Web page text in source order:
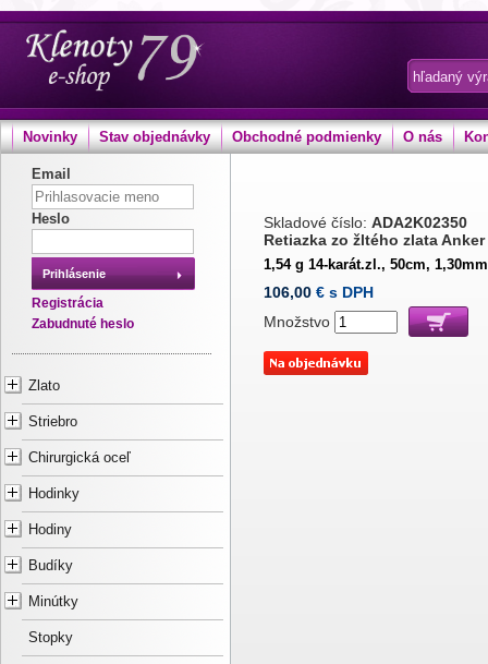
Novinky Stav objednávky Obchodné podmienky O nás
Email
Heslo
Prihlásenie
Registrácia
Zabudnuté heslo
Zlato
Striebro
Chirurgická oceľ
Hodinky
Hodiny
Budíky
Minútky
Stopky
Skladové číslo: ADA2K02350
Retiazka zo žltého zlata
1,54 g 14-karát.zl., 50cm, 1,30mm
106,00 € s DPH
Množstvo